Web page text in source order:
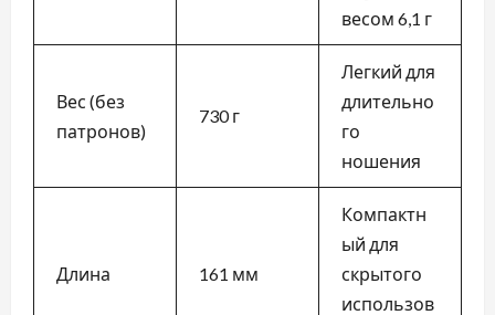
весом 6,1 г
Вес (без
патронов)
730 г
Легкий для
длительно
го
ношения
Длина 161 мм
Компактн
ый для
скрытого
использов